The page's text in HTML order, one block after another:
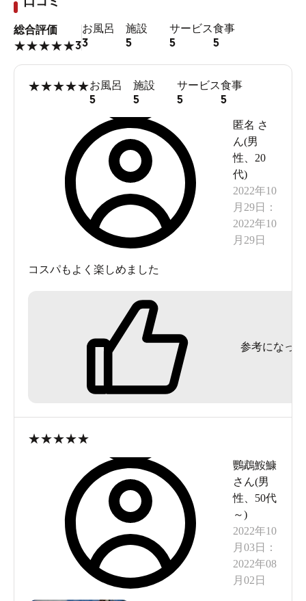
総合評価
★★★★★3
お風呂
3
施設
5
サービス
5
食事
5
★★★★★お風呂
5
施設
5
サービス
5
食事
5
匿名 さ
ん(男
性
20
代)
2022年10
月29日
：
2022年10
月29日
コスパもよく楽しめました
参考になった
★★★★★
鸚鵡鮟鱇
さん(男
性
50代
～)
2022年10
月03日
：
2022年08
月02日